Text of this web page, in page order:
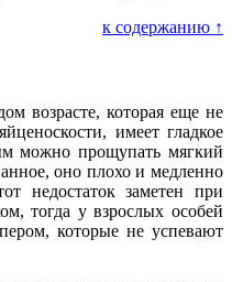
к содержанию ↑
возрасте, которая еще не
имеет гладкое
можно прощупать мягкий
оно плохо и медленно
недостаток заметен при
тогда у взрослых особей
которые не успевают